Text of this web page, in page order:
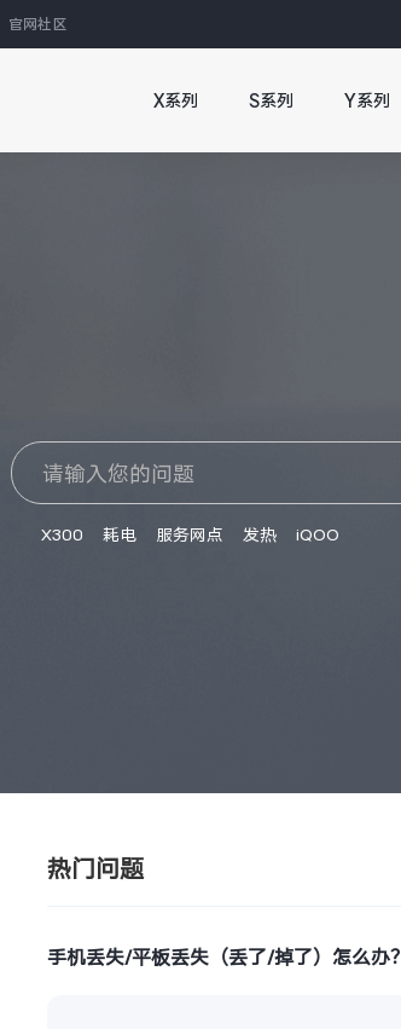
官网社区
X系列 S系列 Y系列
X300 耗电 服务网点 发热 iQOO
热门问题
手机丢失/平板丢失（丢了/掉了）怎么办？